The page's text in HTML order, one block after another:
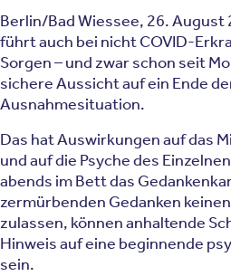
Berlin/Bad Wiessee, 26. August
führt auch bei nicht COVID-
Sorgen – und zwar schon seit
sichere Aussicht auf ein Ende
Ausnahmesituation.
Das hat Auswirkungen auf das
und auf die Psyche des
abends im Bett das
zermürbenden Gedanken
zulassen, können anhaltende
Hinweis auf eine beginnende
sein.